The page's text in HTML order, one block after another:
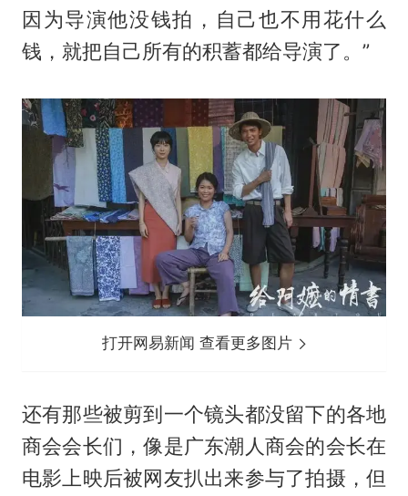
因为导演他没钱拍，自己也不用花什么
钱，就把自己所有的积蓄都给导演了。”
打开网易新闻 查看更多图片
还有那些被剪到一个镜头都没留下的各地
商会会长们，像是广东潮人商会的会长在
电影上映后被网友扒出来参与了拍摄，但